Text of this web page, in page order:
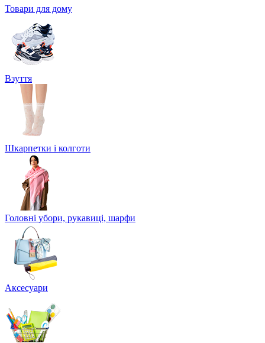
Товари для дому
Взуття
Шкарпетки і колготи
Головні убори, рукавиці, шарфи
Аксесуари